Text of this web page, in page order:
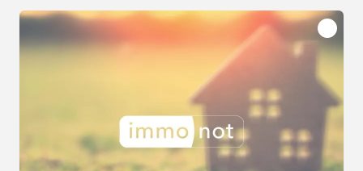
- Classe énergie : D - Classe climat : B - Montant estimé
des dépenses annuelles d'énergie pour un usage standard
: 1780 à 2460 € (base 2022) - Prix Hon. Négo Inclus : 239
300 € dont 4,04% Hon. Négo TTC charge acq. Prix Hors
Hon. Négo :230 000 € - Réf : 019/5580 JLL